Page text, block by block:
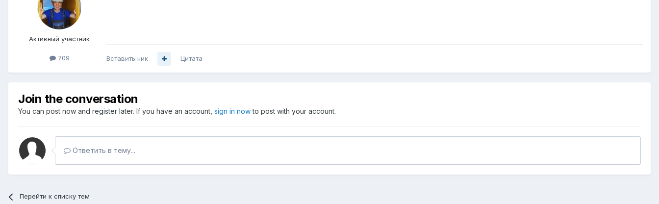
Активный участник
709 Вставить ник Цитата
Join the conversation
You can post now and register later. If you have an account, sign in nowto post with your account.
Ответить в тему...
Перейти к списку тем